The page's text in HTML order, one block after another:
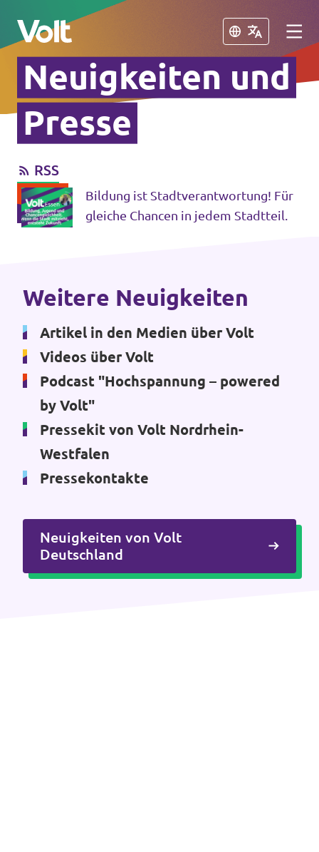
Schließen
Volt in Nordrhein-Westfalen
Website von Volt NRW
Teams vor Ort in NRW
Volt in Deutschland
Volt in deinem Bundesland
Volt Deutschland Merchandise Shop
Schließen
Programm
Über Volt
Neuigkeiten
Unsere Events
Presse
Mache bei uns mit!
Jobs bei Volt
Neuigkeiten und
Presse
RSS
Bildung ist Stadtverantwortung! Für
gleiche Chancen in jedem Stadtteil.
Weitere Neuigkeiten
Artikel in den Medien über Volt
Videos über Volt
Podcast "Hochspannung – powered
by Volt"
Pressekit von Volt Nordrhein-
Westfalen
Pressekontakte
Neuigkeiten von Volt
Deutschland